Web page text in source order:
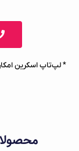
* لپ‌تاپ اسکرین